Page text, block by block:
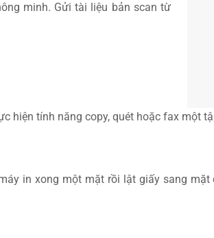
minh. Gửi tài liệu bản scan từ
hiện tính năng copy, quét hoặc fax một
in xong một mặt rồi lật giấy sang